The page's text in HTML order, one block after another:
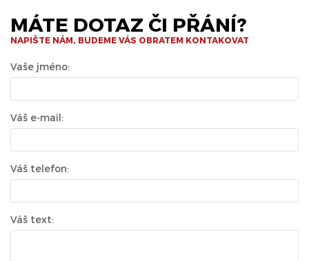
MÁTE DOTAZ ČI PŘÁNÍ?
NAPIŠTE NÁM, BUDEME VÁS OBRATEM KONTAKOVAT
Vaše jméno:
Váš e-mail:
Váš telefon:
Váš text: